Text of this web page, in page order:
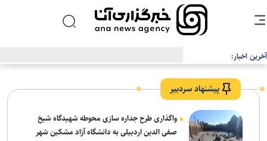
آخرین اخبار:
پیشنهاد سردبیر
واگذاری طرح جداره سازی محوطه شهیدگاه شیخ
صفی الدین اردبیلی به دانشگاه آزاد مشکین شهر